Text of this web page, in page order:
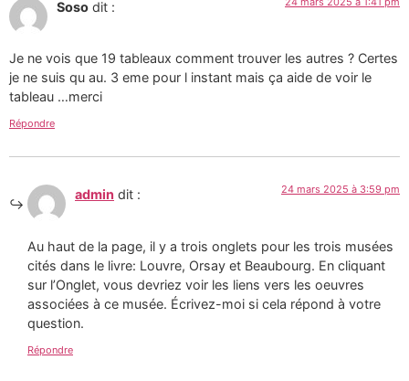
Soso dit :
Je ne vois que 19 tableaux comment trouver les autres ? Certes
je ne suis qu au. 3 eme pour l instant mais ça aide de voir le
tableau …merci
Répondre
admin dit : 24 mars 2025 à 3:59 pm
Au haut de la page, il y a trois onglets pour les trois musées
cités dans le livre: Louvre, Orsay et Beaubourg. En cliquant
sur l’Onglet, vous devriez voir les liens vers les oeuvres
associées à ce musée. Écrivez-moi si cela répond à votre
question.
Répondre